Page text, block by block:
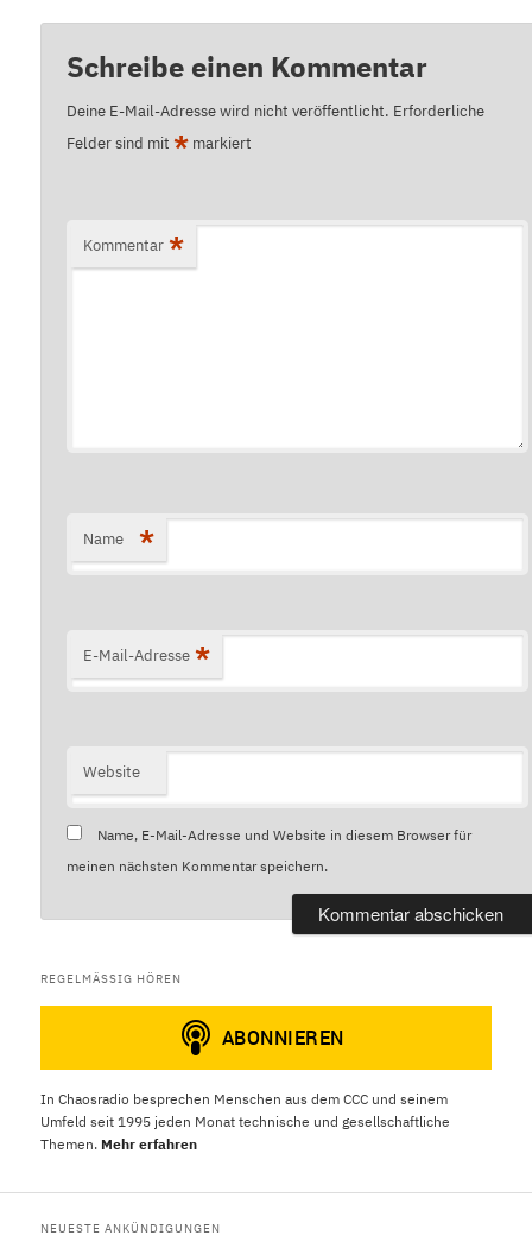
Schreibe einen Kommentar
Deine E-Mail-Adresse wird nicht veröffentlicht. Erforderliche
Felder sind mit* markiert
Kommentar *
Name *
E-Mail-Adresse *
Website
Name, E-Mail-Adresse und Website in diesem Browser für
meinen nächsten Kommentar speichern.
REGELMÄSSIG HÖREN
In Chaosradio besprechen Menschen aus dem CCC und seinem
Umfeld seit 1995 jeden Monat technische und gesellschaftliche
Themen. Mehr erfahren
NEUESTE ANKÜNDIGUNGEN